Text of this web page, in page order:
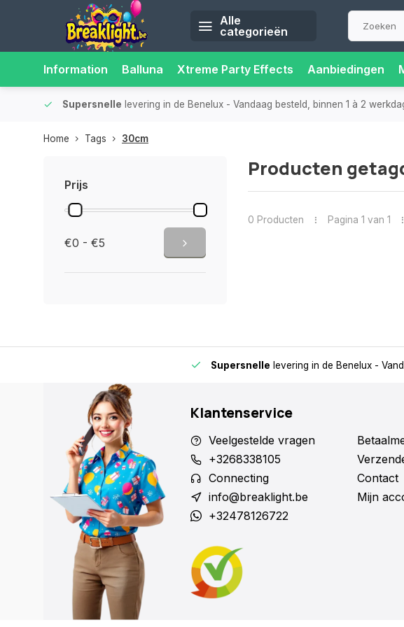
Alle
categorieën
Information Balluna Xtreme Party Effects Aanbiedingen
Supersnelle levering in de Benelux - Vandaag besteld, binnen 1 à 2
Home Tags 30cm
Prijs
€0 - €5
Producten
0 Producten Pagina 1 van 1
Supersnelle levering in de Benelux -
Klantenservice
Veelgestelde vragen
+3268338105
Connecting
info@breaklight.be
+32478126722
Contact
Mijn